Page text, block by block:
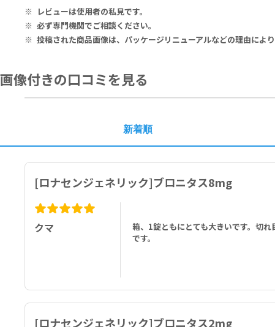
授乳中の方は、本剤服用中は授乳を中止してください。
子供の手の届かないところで、直射日光の当たらない涼しい場所に保管
■以下の方は本剤を使用しないでください。
アドレナリンを投与中の方（アドレナリンをアナフィラキシーの救急治
ナビル・リトナビル配合剤、ネルフィナビル、サキナビル、ダルナビ
1素錠中：ブロナンセリン 4mg、添加剤 適量
ブロニタス 8mg
Each Uncoated Tablet Contains: Blonanserin 8 mg, Excipients:
レビューは使用者の私見です。
必ず専門機関でご相談ください。
投稿された商品画像は、パッケージリニューアルなどの理由によ
画像付きの口コミを見る
新着順
[ロナセンジェネリック]ブロニタス8mg
クマ
箱、1錠ともにとても大きいです。切
です。
[ロナセンジェネリック]ブロニタス2mg